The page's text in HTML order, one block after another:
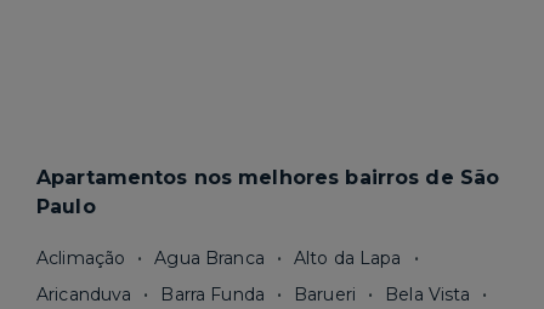
Apartamentos nos melhores bairros de São
Paulo
Aclimação Agua Branca
Alto da Lapa
Aricanduva
Barra Funda Barueri
Bela Vista